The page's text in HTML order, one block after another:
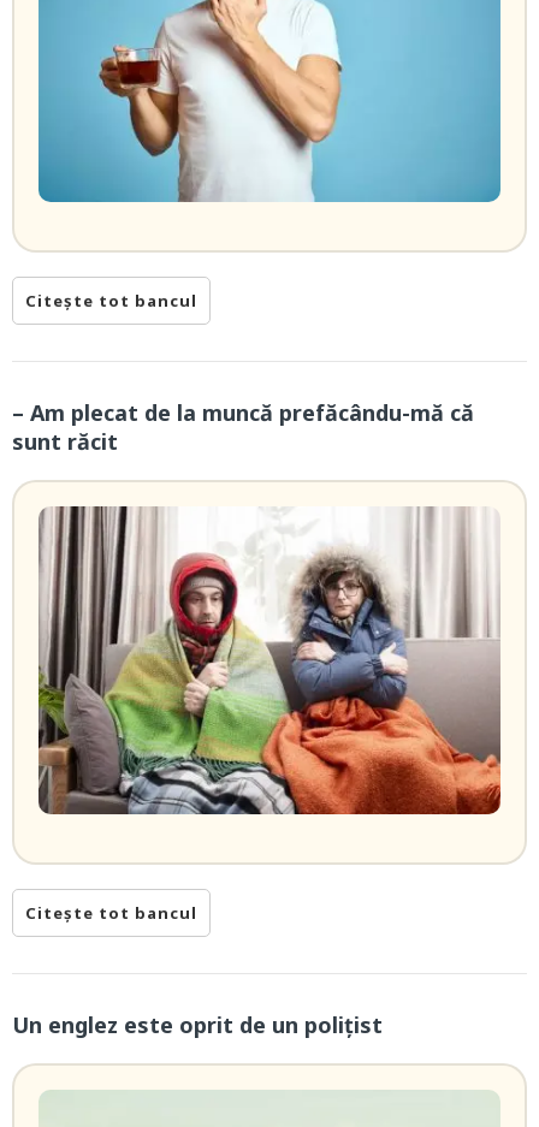
Citește tot bancul
– Am plecat de la muncă prefăcându-mă că
sunt răcit
Citește tot bancul
Un englez este oprit de un polițist